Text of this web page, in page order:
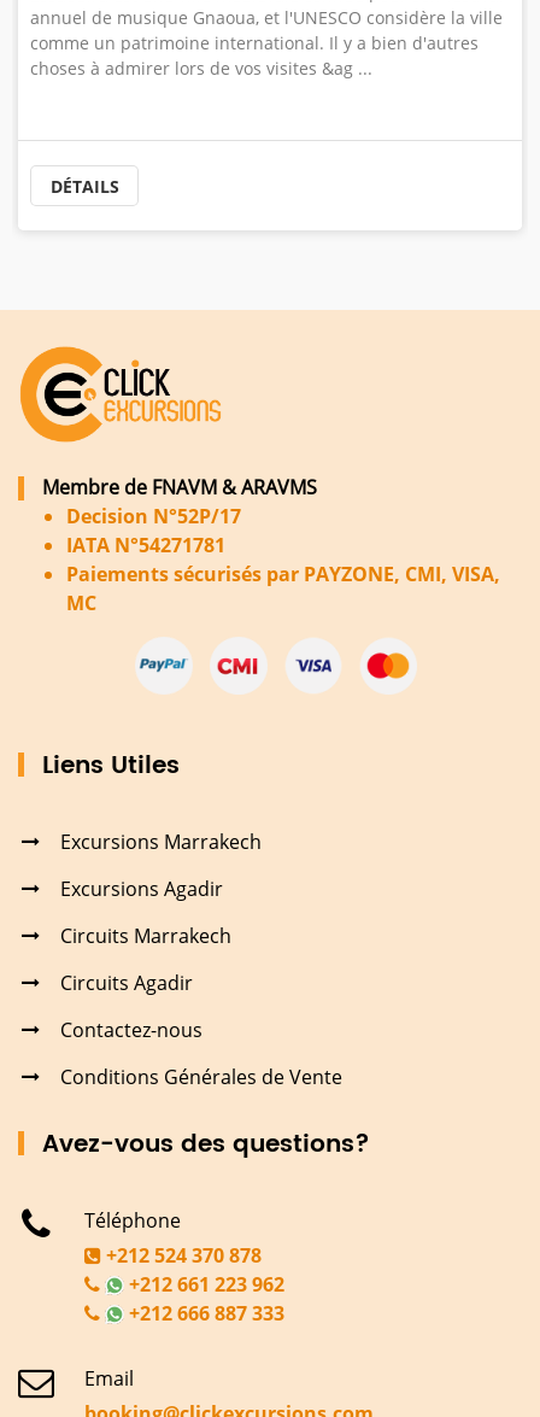
annuel de musique Gnaoua, et l'UNESCO considère la ville
comme un patrimoine international. Il y a bien d'autres
choses à admirer lors de vos visites &ag ...
DÉTAILS
Membre de FNAVM & ARAVMS
Decision N°52P/17
IATA N°54271781
Paiements sécurisés par PAYZONE, CMI, VISA,
MC
Liens Utiles
Excursions Marrakech
Excursions Agadir
Circuits Marrakech
Circuits Agadir
Contactez-nous
Conditions Générales de Vente
Avez-vous des questions?
Téléphone
+212 524 370 878
+212 661 223 962
+212 666 887 333
Email